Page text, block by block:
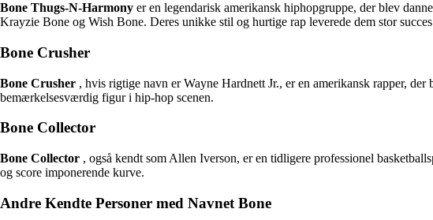
Bone Thugs-N-Harmony er en legendarisk amerikansk hiphopgruppe, der blev
Krayzie Bone og Wish Bone. Deres unikke stil og hurtige rap leverede dem stor
Bone Crusher
Bone Crusher , hvis rigtige navn er Wayne Hardnett Jr., er en amerikansk rapper,
bemærkelsesværdig figur i hip-hop scenen.
Bone Collector
Bone Collector , også kendt som Allen Iverson, er en tidligere professionel
og score imponerende kurve.
Andre Kendte Personer med Navnet Bone